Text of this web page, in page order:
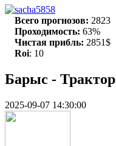
sacha5858
Всего прогнозов: 2823
Проходимость: 63%
Чистая прибль: 2851$
Roi: 10
Барыс - Трактор
2025-09-07 14:30:00